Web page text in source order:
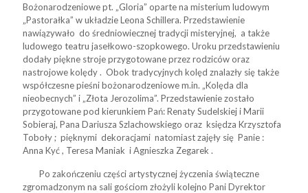
Bożonarodzeniowe pt. „Gloria” oparte na misterium ludowym
„Pastorałka” w układzie Leona Schillera. Przedstawienie
nawiązywało do średniowiecznej tradycji misteryjnej, a także
ludowego teatru jasełkowo-szopkowego. Uroku przedstawieniu
dodały piękne stroje przygotowane przez rodziców oraz
nastrojowe kolędy . Obok tradycyjnych kolęd znalazły się także
współczesne pieśni bożonarodzeniowe m.in. „Kolęda dla
nieobecnych” i „Złota Jerozolima”. Przedstawienie zostało
przygotowane pod kierunkiem Pań: Renaty Sudelskiej i Marii
Sobieraj, Pana Dariusza Szlachowskiego oraz księdza Krzysztofa
Toboły ; pięknymi dekoracjami natomiast zajęły się Panie :
Anna Kyć , Teresa Maniak i Agnieszka Zegarek .
Po zakończeniu części artystycznej życzenia świąteczne
zgromadzonym na sali gościom złożyli kolejno Pani Dyrektor